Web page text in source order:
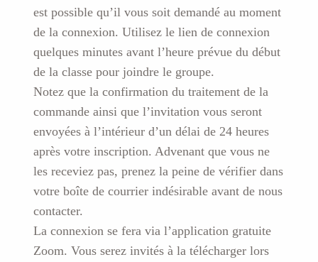
est possible qu’il vous soit demandé au moment
de la connexion. Utilisez le lien de connexion
quelques minutes avant l’heure prévue du début
de la classe pour joindre le groupe.
Notez que la confirmation du traitement de la
commande ainsi que l’invitation vous seront
envoyées à l’intérieur d’un délai de 24 heures
après votre inscription. Advenant que vous ne
les receviez pas, prenez la peine de vérifier dans
votre boîte de courrier indésirable avant de nous
contacter.
La connexion se fera via l’application gratuite
Zoom. Vous serez invités à la télécharger lors